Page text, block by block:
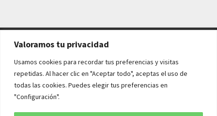
Valoramos tu privacidad
Usamos cookies para recordar tus preferencias y visitas
repetidas. Al hacer clic en "Aceptar todo", aceptas el uso de
todas las cookies. Puedes elegir tus preferencias en
"Configuración".
AVISO LEGAL Y POLÍTICAS
Aviso legal
Política de cookies